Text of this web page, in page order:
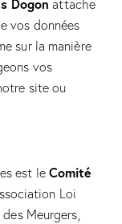
Dogon attache
vos données
sur la manière
vos
site ou
est le Comité
Loi
Meurgers,